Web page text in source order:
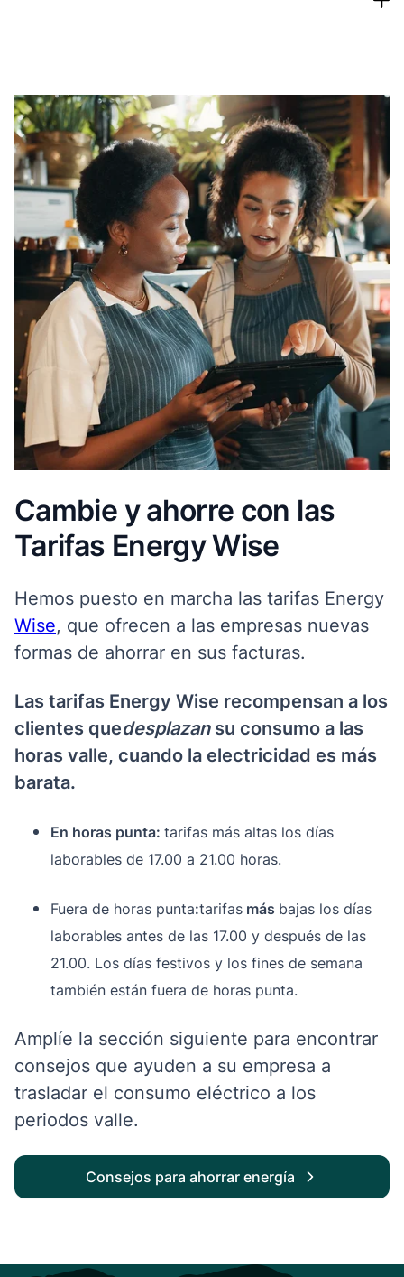
Cambie y ahorre con las
Tarifas Energy Wise
Hemos puesto en marcha las tarifas Energy
Wise, que ofrecen a las empresas nuevas
formas de ahorrar en sus facturas.
Las tarifas Energy Wise recompensan a los
clientes quedesplazansu consumo a las
horas valle, cuando la electricidad es más
barata.
En horas punta: tarifas más altas los días
laborables de 17.00 a 21.00 horas.
Fuera de horas punta:tarifas más bajas los días
laborables antes de las 17.00 y después de las
21.00. Los días festivos y los fines de semana
también están fuera de horas punta.
Amplíe la sección siguiente para encontrar
consejos que ayuden a su empresa a
trasladar el consumo eléctrico a los
periodos valle.
Consejos para ahorrar energía
Consejos para ahorrar